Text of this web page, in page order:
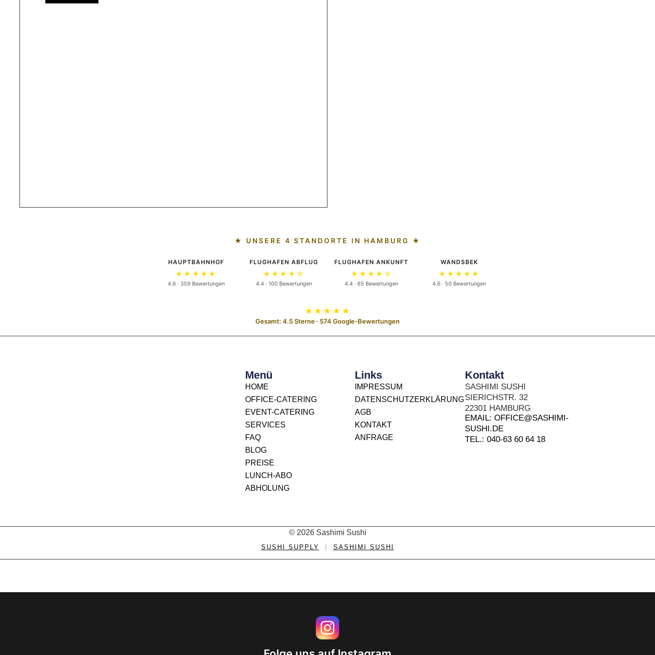
★ UNSERE 4 STANDORTE IN HAMBURG ★
HAUPTBAHNHOF
★★★★★
4.6 · 359 Bewertungen
FLUGHAFEN ABFLUG
★★★★☆
4.4 · 100 Bewertungen
FLUGHAFEN ANKUNFT
★★★★☆
4.4 · 65 Bewertungen
WANDSBEK
★★★★★
4.6 · 50 Bewertungen
★★★★★
Gesamt: 4.5 Sterne · 574 Google-Bewertungen
Menü
HOME
OFFICE-CATERING
EVENT-CATERING
SERVICES
FAQ
BLOG
PREISE
LUNCH-ABO
ABHOLUNG
Links
IMPRESSUM
DATENSCHUTZERKLÄRUNG
AGB
KONTAKT
ANFRAGE
Kontakt
SASHIMI SUSHI
SIERICHSTR. 32
22301 HAMBURG
EMAIL: OFFICE@SASHIMI-
SUSHI.DE
TEL.: 040-63 60 64 18
© 2026 Sashimi Sushi
SUSHI SUPPLY SASHIMI SUSHI